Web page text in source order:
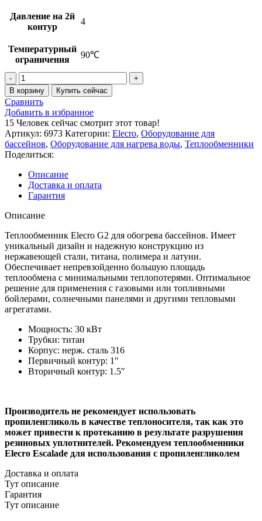
Давление на 2й
контур
4
Температурный
ограничения
90℃
Количество
товара
Теплообменник
Elecro
G2
30
кВт
Titan
В корзину Купить сейчас
Сравнить
Добавить в избранное
15 Человек сейчас смотрит этот товар!
Артикул: 6973 Категории: Elecro, Оборудование для
бассейнов, Оборудование для нагрева воды, Теплообменники
Поделиться:
Описание
Доставка и оплата
Гарантия
Описание
Теплообменник Elecro G2 для обогрева бассейнов. Имеет
уникальный дизайн и надежную конструкцию из
нержавеющей стали, титана, полимера и латуни.
Обеспечивает непревзойденно большую площадь
теплообмена с минимальными теплопотерями. Оптимальное
решение для применения с газовыми или топливными
бойлерами, солнечными панелями и другими тепловыми
агрегатами.
Мощность: 30 кВт
Трубки: титан
Корпус: нерж. сталь 316
Первичный контур: 1″
Вторичный контур: 1.5″
Производитель не рекомендует использовать
пропиленгликоль в качестве теплоносителя, так как это
может привести к протеканию в результате разрушения
резиновых уплотнителей. Рекомендуем теплообменники
Elecro Escalade для использования с пропиленгликолем
Доставка и оплата
Тут описание
Гарантия
Тут описание